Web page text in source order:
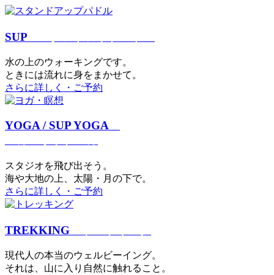
SUP
⽔の上のウォーキングです。
ときには流れに身をまかせて。
さらに詳しく・ご予約
YOGA / SUP YOGA
スタジオを⾶び出そう。
海や大地の上、太陽・⽉の下で。
さらに詳しく・ご予約
TREKKING
現代⼈の本当のウェルビーイング。
それは、⼭に⼊り⾃然に触れること。